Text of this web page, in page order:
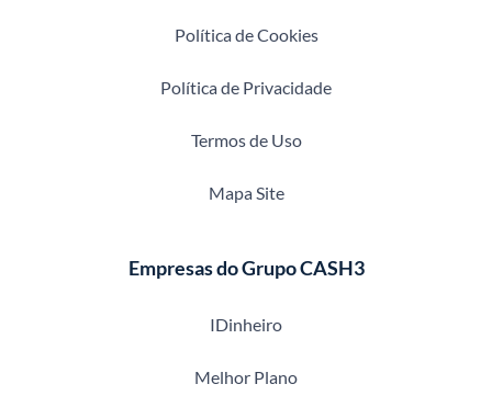
Política de Cookies
Política de Privacidade
Termos de Uso
Mapa Site
Empresas do Grupo CASH3
IDinheiro
Melhor Plano